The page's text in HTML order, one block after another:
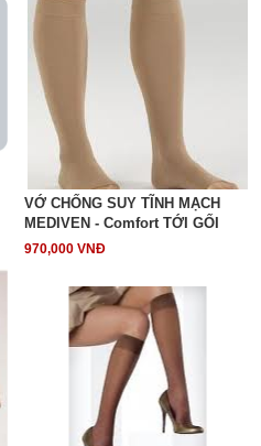
VỚ CHỐNG SUY TĨNH MẠCH
MEDIVEN - Comfort TỚI GỐI
970,000 VNĐ